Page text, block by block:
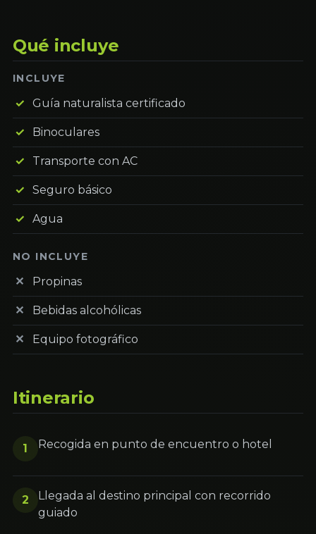
Qué incluye
INCLUYE
Guía naturalista certificado
Binoculares
Transporte con AC
Seguro básico
Agua
NO INCLUYE
Propinas
Bebidas alcohólicas
Equipo fotográfico
Itinerario
1 Recogida en punto de encuentro o hotel
2
Llegada al destino principal con recorrido
guiado